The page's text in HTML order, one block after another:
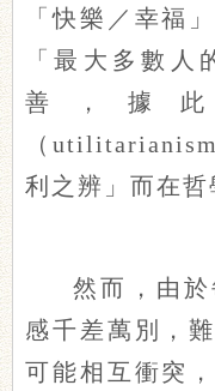
「快樂／幸福
「最大多數人
善，據
（
利之辨」而在哲
然而，由於
感千差萬別，
可能相互衝突